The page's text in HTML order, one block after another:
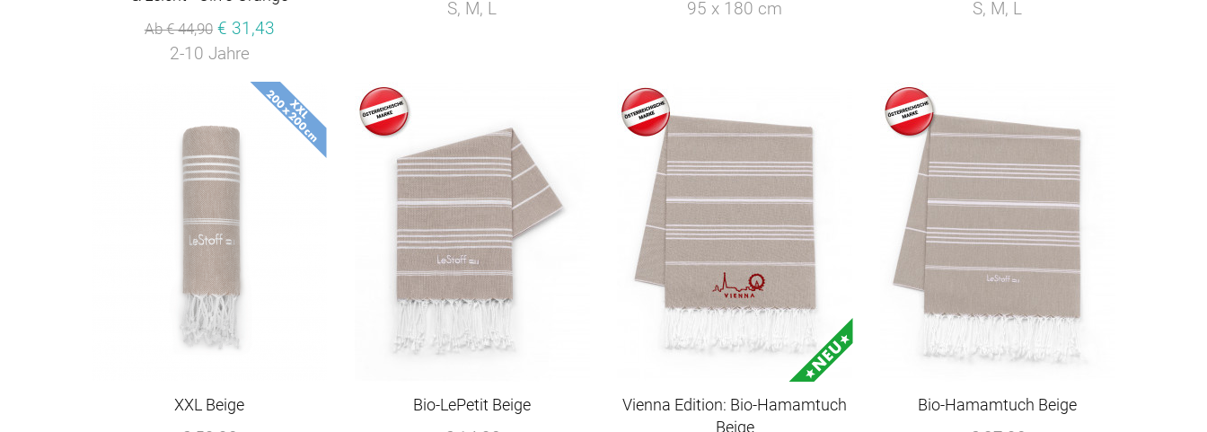
Ab € 44,90 € 31,43
2-10 Jahre
S, M, L
95 x 180 cm
S, M, L
XXL Beige Bio-LePetit Beige
Vienna Edition: Bio-Hamamtuch
Beige
Bio-Hamamtuch Beige